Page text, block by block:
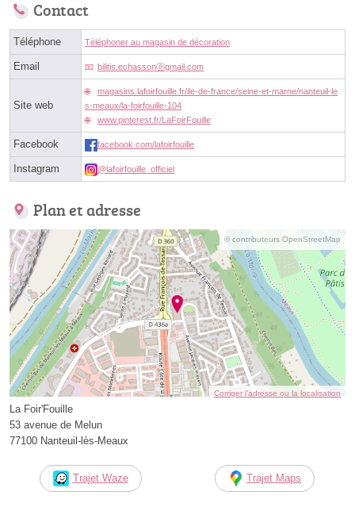
Contact
Téléphone Téléphoner au magasin de décoration
Email bilitis.echassonⓐgmail.com
Site web
magasins.lafoirfouille.fr/ile-de-france/seine-et-marne/nanteuil-le
s-meaux/la-foirfouille-104
www.pinterest.fr/LaFoirFouille
Facebook facebook.com/lafoirfouille
Instagram @lafoirfouille_officiel
Plan et adresse
© contributeurs OpenStreetMap
Corriger l’adresse ou la localisation
La Foir'Fouille
53 avenue de Melun
77100 Nanteuil-lès-Meaux
Trajet Waze Trajet Maps